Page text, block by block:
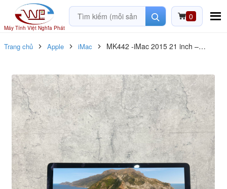
Máy Tính Việt Nghĩa Phát
0
Trang chủ Apple iMac
MK442 -iMac 2015 21 inch –